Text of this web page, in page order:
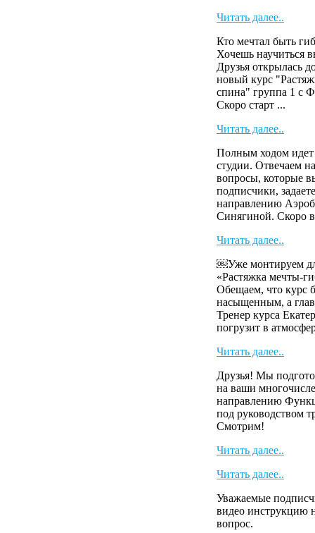
Читать далее..
Кто мечтал быть
Хочешь научиться
Друзья открылась
новый курс
спина" группа 1 с
Скоро старт ...
Читать далее..
Полным ходом идет
студии. Отвечаем
вопросы, которые
подписчики,
направлению
Синягиной. Скоро
Читать далее..
￼Уже монтируем
«Растяжка мечты-
Обещаем, что курс
насыщенным, а
Тренер курса
погрузит в
Читать далее..
Друзья! Мы
на ваши
направлению
под руководством
Смотрим!
Читать далее..
Читать далее..
Уважаемые
видео инструкцию
вопрос.